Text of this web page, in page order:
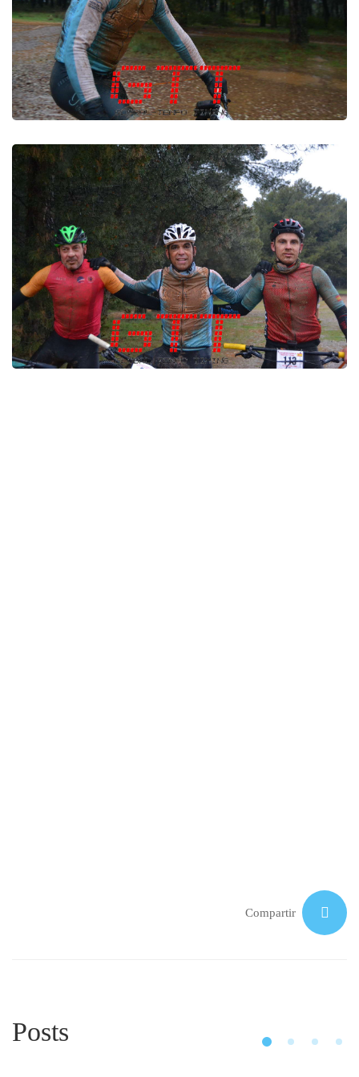
Compartir
Posts